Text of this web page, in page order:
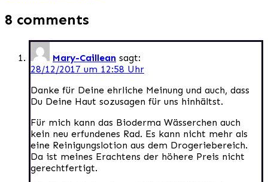
8 comments
Mary-Caillean sagt:
28/12/2017 um 12:58 Uhr
Danke für Deine ehrliche Meinung und auch, dass
Du Deine Haut sozusagen für uns hinhältst.
Für mich kann das Bioderma Wässerchen auch
kein neu erfundenes Rad. Es kann nicht mehr als
eine Reinigungslotion aus dem Drogeriebereich.
Da ist meines Erachtens der höhere Preis nicht
gerechtfertigt.